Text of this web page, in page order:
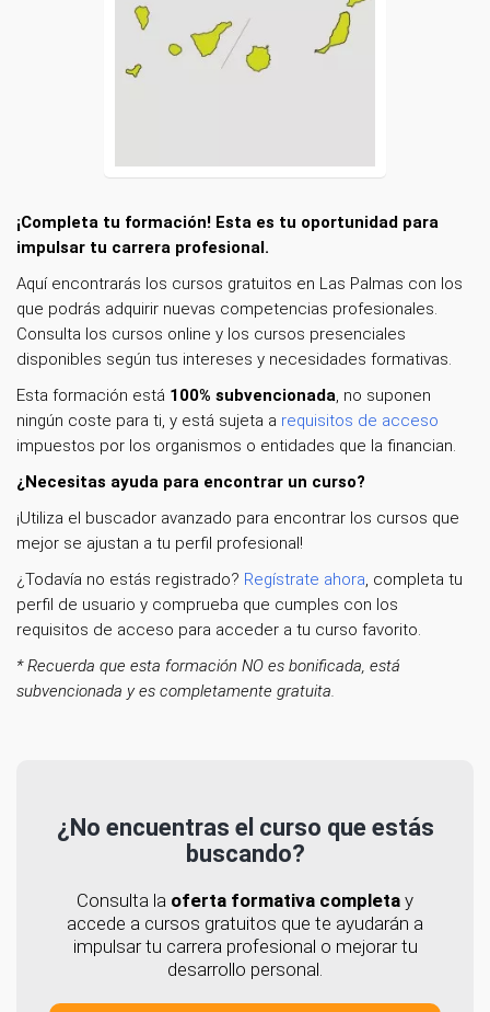
¡Completa tu formación! Esta es tu oportunidad para
impulsar tu carrera profesional.
Aquí encontrarás los cursos gratuitos en Las Palmas con los
que podrás adquirir nuevas competencias profesionales.
Consulta los cursos online y los cursos presenciales
disponibles según tus intereses y necesidades formativas.
Esta formación está 100% subvencionada, no suponen
ningún coste para ti, y está sujeta a requisitos de acceso
impuestos por los organismos o entidades que la financian.
¿Necesitas ayuda para encontrar un curso?
¡Utiliza el buscador avanzado para encontrar los cursos que
mejor se ajustan a tu perfil profesional!
¿Todavía no estás registrado? Regístrate ahora, completa tu
perfil de usuario y comprueba que cumples con los
requisitos de acceso para acceder a tu curso favorito.
* Recuerda que esta formación NO es bonificada, está
subvencionada y es completamente gratuita.
¿No encuentras el curso que estás
buscando?
Consulta la oferta formativa completa y
accede a cursos gratuitos que te ayudarán a
impulsar tu carrera profesional o mejorar tu
desarrollo personal.